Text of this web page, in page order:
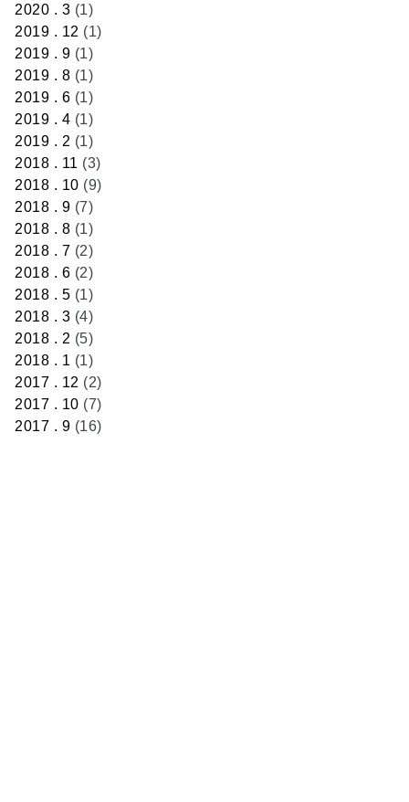
2020 . 3 (1)
2019 . 12 (1)
2019 . 9 (1)
2019 . 8 (1)
2019 . 6 (1)
2019 . 4 (1)
2019 . 2 (1)
2018 . 11 (3)
2018 . 10 (9)
2018 . 9 (7)
2018 . 8 (1)
2018 . 7 (2)
2018 . 6 (2)
2018 . 5 (1)
2018 . 3 (4)
2018 . 2 (5)
2018 . 1 (1)
2017 . 12 (2)
2017 . 10 (7)
2017 . 9 (16)